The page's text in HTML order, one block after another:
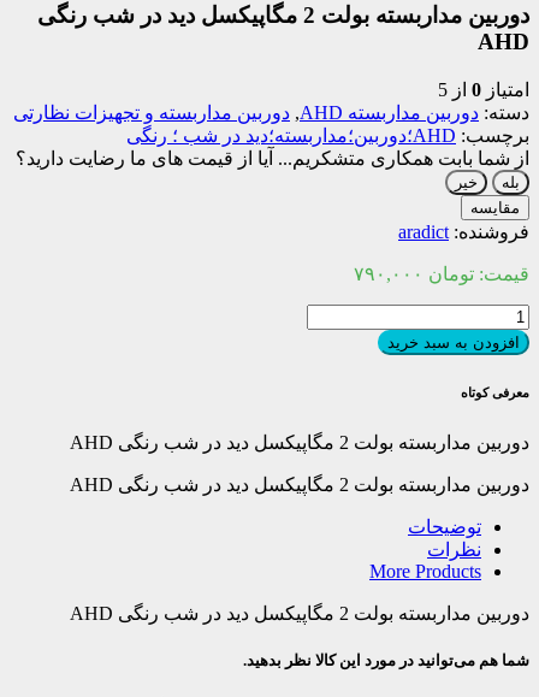
دوربین مداربسته بولت 2 مگاپیکسل دید در شب رنگی
AHD
امتیاز 0 از 5
دسته: دوربین مداربسته AHD , دوربین مداربسته و تجهیزات نظارتی
برچسب: AHD؛دوربین؛مداربسته؛دید در شب ؛ رنگی
از شما بابت همکاری متشکریم... آیا از قیمت های ما رضایت دارید؟
بله
خیر
مقایسه
فروشنده: aradict
قیمت: تومان
دوربین
مداربسته
بولت
مگاپیکسل
در
رنگی
افزودن به سبد خرید
معرفی کوتاه
دوربین مداربسته بولت 2 مگاپیکسل دید در شب رنگی AHD
دوربین مداربسته بولت 2 مگاپیکسل دید در شب رنگی AHD
توضیحات
نظرات
More Products
دوربین مداربسته بولت 2 مگاپیکسل دید در شب رنگی AHD
شما هم می‌توانید در مورد این کالا نظر بدهید.